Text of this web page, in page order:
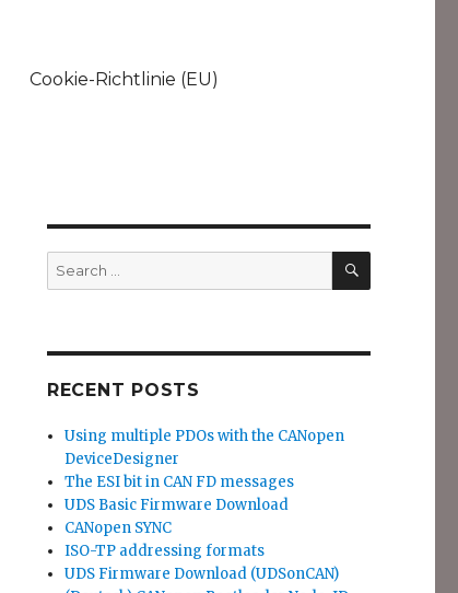
Cookie-Richtlinie (EU)
Search
for:
SEARCH
RECENT POSTS
Using multiple PDOs with the CANopen
DeviceDesigner
The ESI bit in CAN FD messages
UDS Basic Firmware Download
CANopen SYNC
ISO-TP addressing formats
UDS Firmware Download (UDSonCAN)